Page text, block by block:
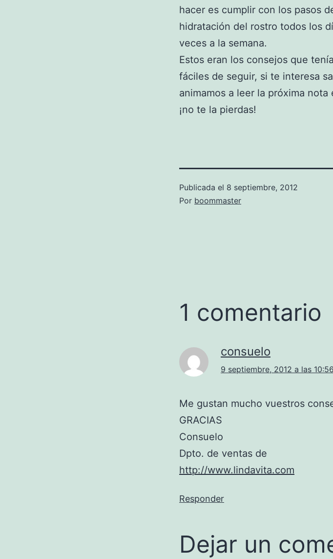
hacer es cumplir con los pasos
hidratación del rostro todos los
veces a la semana.
Estos eran los consejos que
fáciles de seguir, si te interesa
animamos a leer la próxima
¡no te la pierdas!
Publicada el 8 septiembre, 2012
Por boommaster
1 comentario
consuelo
9 septiembre, 2012 a las
Me gustan mucho vuestros
GRACIAS
Consuelo
Dpto. de ventas de
http://www.lindavita.com
Responder
Dejar un